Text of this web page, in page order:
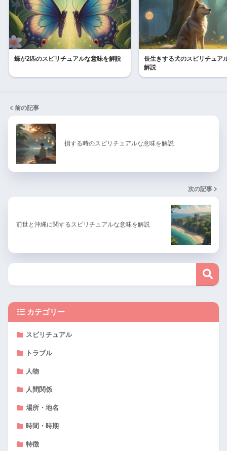
蝶が2匹のスピリチュアルな意味を解説
長生きする犬のスピリチュア
解説
前の記事
損する時のスピリチュアルな意味を解説
次の記事
前世と沖縄に関するスピリチュアルな意味を解説
カテゴリー
スピリチュアル
トラブル
人物
人間関係
場所・地名
時間・時期
特徴